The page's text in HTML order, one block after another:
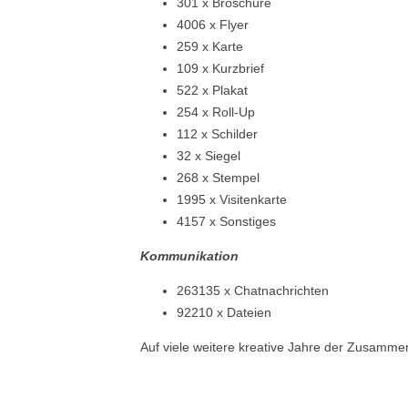
4006 x Flyer
259 x Karte
109 x Kurzbrief
522 x Plakat
254 x Roll-Up
112 x Schilder
32 x Siegel
268 x Stempel
1995 x Visitenkarte
4157 x Sonstiges
Kommunikation
263135 x Chatnachrichten
92210 x Dateien
Auf viele weitere kreative Jahre der